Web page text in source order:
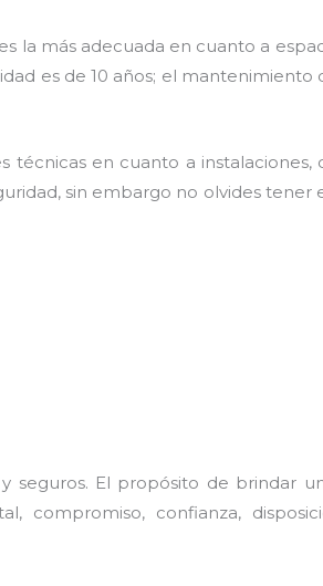
la más adecuada en cuanto a
es de 10 años; el
en cuanto a instalaciones,
sin embargo no olvides tener
seguros. El propósito de brindar
compromiso, confianza,